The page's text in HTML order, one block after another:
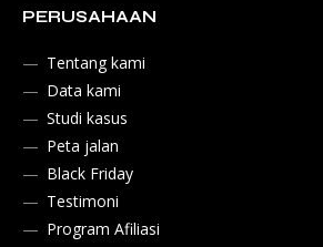
PERUSAHAAN
Tentang kami
Data kami
Studi kasus
Peta jalan
Black Friday
Testimoni
Program Afiliasi